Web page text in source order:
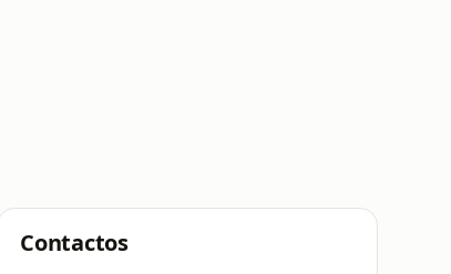
Contactos